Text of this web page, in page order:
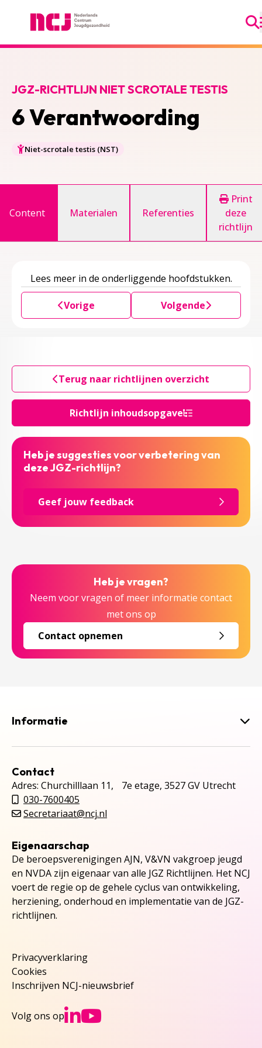
6 Verantwoording
JGZ-RICHTLIJN NIET SCROTALE TESTIS
Niet-scrotale testis (NST)
Richtlijn inhoudsopgave
Content Materialen Referenties
Print
deze
richtlijn
Lees meer in de onderliggende hoofdstukken.
Vorige Volgende
Terug naar richtlijnen overzicht
Heb je suggesties voor verbetering van
deze JGZ-richtlijn?
Geef jouw feedback
Heb je vragen?
Neem voor vragen of meer informatie contact
met ons op
Contact opnemen
Informatie
Contact
Adres: Churchilllaan 11, 7e etage, 3527 GV Utrecht
030-7600405
Secretariaat@ncj.nl
Eigenaarschap
De beroepsverenigingen AJN, V&VN vakgroep jeugd
en NVDA zijn eigenaar van alle JGZ Richtlijnen. Het NCJ
voert de regie op de gehele cyclus van ontwikkeling,
herziening, onderhoud en implementatie van de JGZ-
richtlijnen.
Privacyverklaring
Cookies
Inschrijven NCJ-nieuwsbrief
Volg ons op Ga naar NCJs